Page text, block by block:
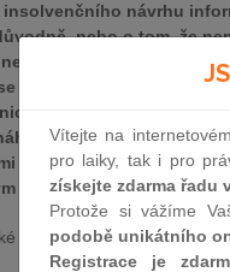
návrhu
nebo o tom, že
pro vydání rozhodnutí
na podání
osoby některý ze
škody nebo jiné
přijatými v jeho průběhu
způsobem.
republiky č.j. 29 Cdo 181/
Vítejte na
pro laiky, tak i pro
získejte zdarma řadu
Protože si vážíme
podobě unikátního
Registrace je